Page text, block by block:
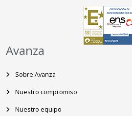
Avanza
Sobre Avanza
Nuestro compromiso
Nuestro equipo